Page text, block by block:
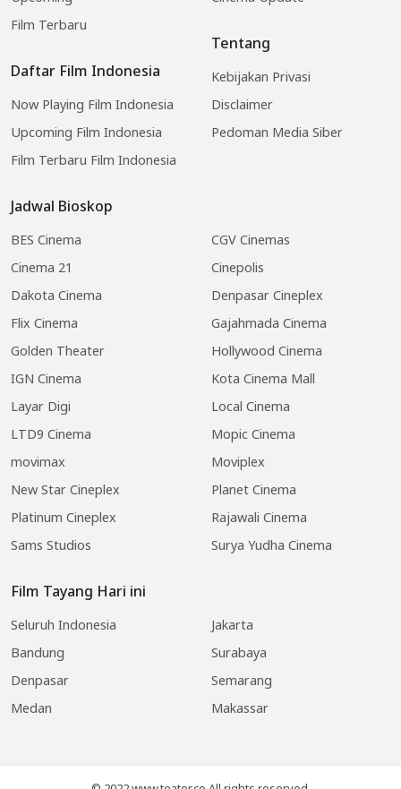
Film Terbaru
Daftar Film Indonesia
Now Playing Film Indonesia
Upcoming Film Indonesia
Film Terbaru Film Indonesia
Jadwal Bioskop
BES Cinema
CGV Cinemas
Cinema 21
Cinepolis
Dakota Cinema
Denpasar Cineplex
Flix Cinema
Gajahmada Cinema
Golden Theater
Hollywood Cinema
IGN Cinema
Kota Cinema Mall
Layar Digi
Local Cinema
LTD9 Cinema
Mopic Cinema
movimax
Moviplex
New Star Cineplex
Planet Cinema
Platinum Cineplex
Rajawali Cinema
Sams Studios
Surya Yudha Cinema
Film Tayang Hari ini
Seluruh Indonesia
Jakarta
Bandung
Surabaya
Denpasar
Semarang
Medan
Makassar
Tentang
Kebijakan Privasi
Disclaimer
Pedoman Media Siber